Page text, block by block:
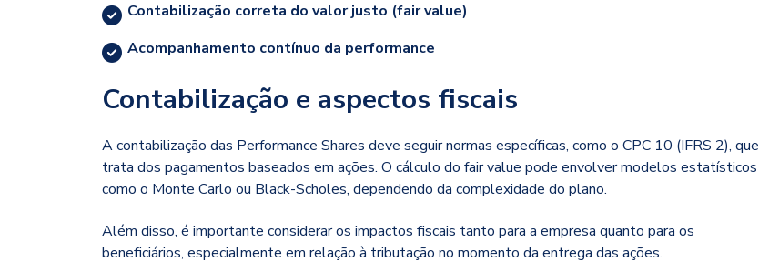
Contabilização correta do valor justo (fair value)
Acompanhamento contínuo da performance
Contabilização e aspectos fiscais
A contabilização das Performance Shares deve seguir normas específicas, como o CPC 10 (IFRS 2), que
trata dos pagamentos baseados em ações. O cálculo do fair value pode envolver modelos estatísticos
como o Monte Carlo ou Black-Scholes, dependendo da complexidade do plano.
Além disso, é importante considerar os impactos fiscais tanto para a empresa quanto para os
beneficiários, especialmente em relação à tributação no momento da entrega das ações.